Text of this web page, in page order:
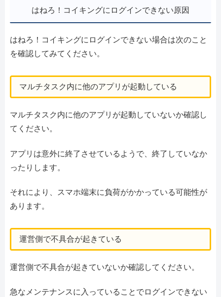
はねろ！コイキングにログインできない原因
はねろ！コイキングにログインできない場合は次のこと
を確認してみてください。
マルチタスク内に他のアプリが起動している
マルチタスク内に他のアプリが起動していないか確認し
てください。
アプリは意外に終了させているようで、終了していなか
ったりします。
それにより、スマホ端末に負荷がかかっている可能性が
あります。
運営側で不具合が起きている
運営側で不具合が起きていないか確認してください。
急なメンテナンスに入っていることでログインできない